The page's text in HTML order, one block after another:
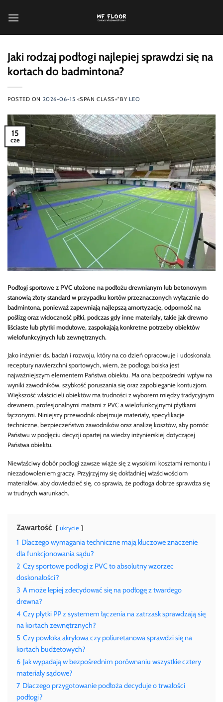
do
Jaki rodzaj podłogi najlepiej sprawdzi się na
kortach do badmintona?
POSTED ON 2026-06-15 <SPAN CLASS="BY LEO
15
cze
Podłogi sportowe z PVC ułożone na podłożu drewnianym lub betonowym
stanowią złoty standard w przypadku kortów przeznaczonych wyłącznie do
badmintona, ponieważ zapewniają najlepszą amortyzację, odporność na
poślizg oraz widoczność piłki, podczas gdy inne materiały, takie jak drewno
liściaste lub płytki modułowe, zaspokajają konkretne potrzeby obiektów
wielofunkcyjnych lub zewnętrznych.
Jako inżynier ds. badań i rozwoju, który na co dzień opracowuje i udoskonala
receptury nawierzchni sportowych, wiem, że podłoga boiska jest
najważniejszym elementem Państwa obiektu. Ma ona bezpośredni wpływ na
wyniki zawodników, szybkość poruszania się oraz zapobieganie kontuzjom.
Większość właścicieli obiektów ma trudności z wyborem między tradycyjnym
drewnem, profesjonalnymi matami z PVC a wielofunkcyjnymi płytkami
łączonymi. Niniejszy przewodnik obejmuje materiały, specyfikacje
techniczne, bezpieczeństwo zawodników oraz analizę kosztów, aby pomóc
Państwu w podjęciu decyzji opartej na wiedzy inżynierskiej dotyczącej
Państwa obiektu.
Niewłaściwy dobór podłogi zawsze wiąże się z wysokimi kosztami remontu i
niezadowoleniem graczy. Przyjrzyjmy się dokładniej właściwościom
materiałów, aby dowiedzieć się, co sprawia, że podłoga dobrze sprawdza się
w trudnych warunkach.
Zawartość ukrycie
1 Dlaczego wymagania techniczne mają kluczowe znaczenie
dla funkcjonowania sądu?
2 Czy sportowe podłogi z PVC to absolutny wzorzec
doskonałości?
3 A może lepiej zdecydować się na podłogę z twardego
drewna?
4 Czy płytki PP z systemem łączenia na zatrzask sprawdzają się
na kortach zewnętrznych?
5 Czy powłoka akrylowa czy poliuretanowa sprawdzi się na
kortach budżetowych?
6 Jak wypadają w bezpośrednim porównaniu wszystkie cztery
materiały sądowe?
7 Dlaczego przygotowanie podłoża decyduje o trwałości
podłogi?